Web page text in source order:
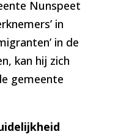
Nunspeet
in
in de
kan hij zich
gemeente